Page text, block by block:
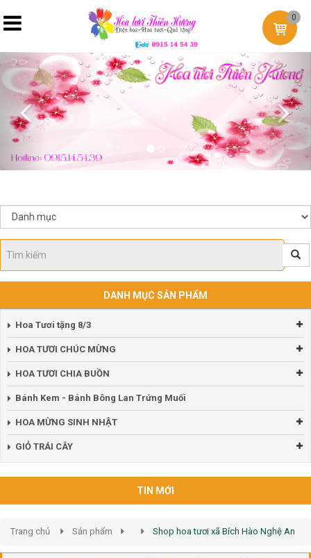
0
Previous
DANH MỤC SẢN PHẨM
Hoa Tươi tặng 8/3
HOA TƯƠI CHÚC MỪNG
HOA TƯƠI CHIA BUỒN
Bánh Kem - Bánh Bông Lan Trứng Muối
HOA MỪNG SINH NHẬT
GIỎ TRÁI CÂY
TIN MỚI
Trang chủ Sản phẩm Shop hoa tươi xã Bích Hào Nghệ An